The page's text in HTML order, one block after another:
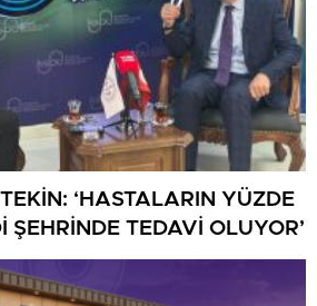
‘HASTALARIN YÜZDE
ŞEHRİNDE TEDAVİ OLUYOR’